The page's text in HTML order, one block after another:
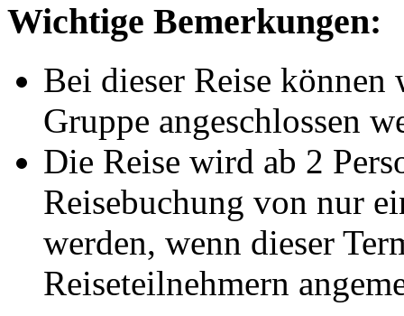
Wichtige Bemerkungen:
Bei dieser Reise können
Gruppe angeschlossen
Die Reise wird ab 2
Reisebuchung von nur
werden, wenn dieser
Reiseteilnehmern